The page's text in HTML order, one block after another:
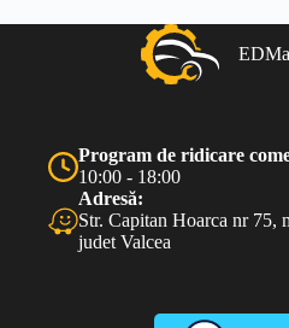
Program de ridicare
10:00 - 18:00
Adresă:
Str. Capitan Hoarca nr 75,
judet Valcea